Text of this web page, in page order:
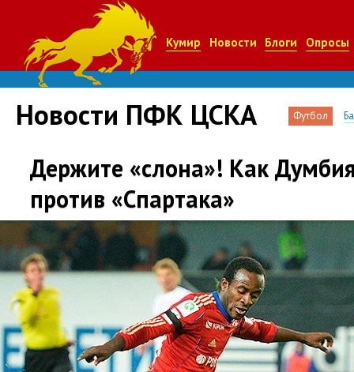
Кумир Новости Блоги Опросы
Новости ПФК ЦСКА Футбол
Держите «слона»! Как
против «Спартака»